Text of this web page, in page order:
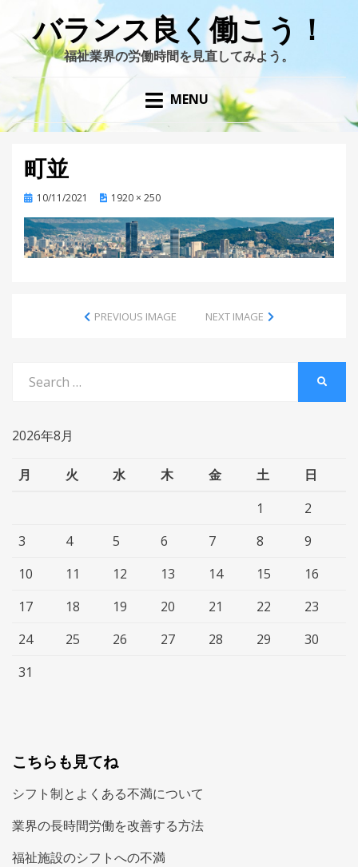
バランス良く働こう！
福祉業界の労働時間を見直してみよう。
MENU
町並
Posted10/11/2021 1920 × 250
PREVIOUS IMAGE NEXT IMAGE
for:
2026年8月
月 火 水 木 金 土
日
1
2
3
4 5 6 7 8
9
10
11 12 13 14 15
16
17
18 19 20 21 22
23
24
25 26 27 28 29
30
31
こちらも見てね
シフト制とよくある不満について
業界の長時間労働を改善する方法
福祉施設のシフトへの不満